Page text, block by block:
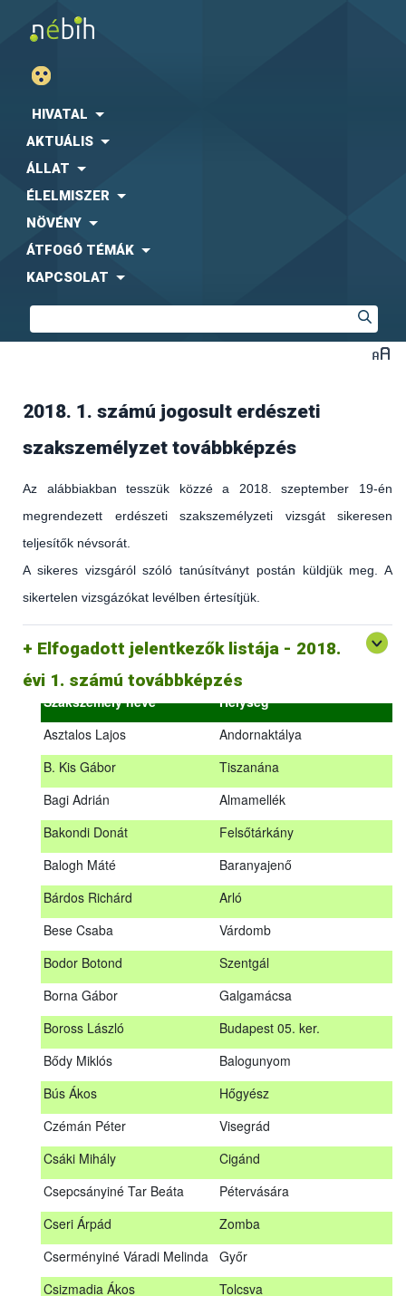
HIVATAL
AKTUÁLIS
ÁLLAT
ÉLELMISZER
NÖVÉNY
ÁTFOGÓ TÉMÁK
KAPCSOLAT
2018. 1. számú jogosult erdészeti
szakszemélyzet továbbképzés
Az alábbiakban tesszük közzé a 2018. szeptember 19-én
megrendezett erdészeti szakszemélyzeti vizsgát sikeresen
teljesítők névsorát.
A sikeres vizsgáról szóló tanúsítványt postán küldjük meg. A
sikertelen vizsgázókat levélben értesítjük.
Elfogadott jelentkezők listája - 2018.
évi 1. számú továbbképzés
(az erdőgazdálkodást és az erdészeti szakirányítást érintő
hatályos jogszabályokról és azok alkalmazásáról szóló
általános továbbképzés)
2018.09.18. – 2018.09.19.
Szakszemély neve
Helység
Asztalos Lajos
Andornaktálya
B. Kis Gábor
Tiszanána
Bagi Adrián
Almamellék
Bakondi Donát
Felsőtárkány
Balogh Máté
Baranyajenő
Bárdos Richárd
Arló
Bese Csaba
Várdomb
Bodor Botond
Szentgál
Borna Gábor
Galgamácsa
Boross László
Budapest 05. ker.
Bődy Miklós
Balogunyom
Bús Ákos
Hőgyész
Czémán Péter
Visegrád
Csáki Mihály
Cigánd
Csepcsányiné Tar Beáta
Pétervására
Cseri Árpád
Zomba
Cserményiné Váradi Melinda Győr
Csizmadia Ákos
Tolcsva
Az alábbiakban tesszük közzé a 2018. szeptember 19-én
megrendezett erdészeti szakszemélyzeti vizsgát sikeresen
teljesítők névsorát.
A sikeres vizsgáról szóló tanúsítványt postán küldjük meg. A
Tiszanána
Almamellék
Felsőtárkány
Balogh Máté
Baranyajenő
Arló
Várdomb
Bodor Botond
Szentgál
Boross László
Bődy Miklós
Bús Ákos
Hőgyész